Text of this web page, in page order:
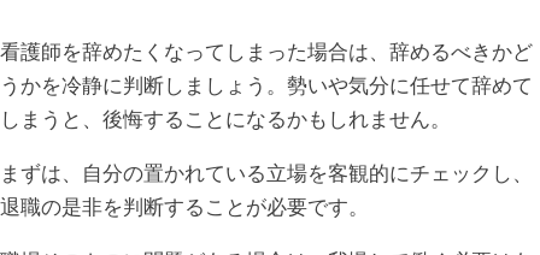
看護師を辞めたくなってしまった場合は、辞めるべきかど
うかを冷静に判断しましょう。勢いや気分に任せて辞めて
しまうと、後悔することになるかもしれません。
まずは、自分の置かれている立場を客観的にチェックし、
退職の是非を判断することが必要です。